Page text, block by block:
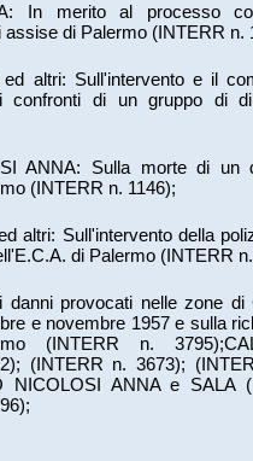
In merito al processo
di Palermo (INTERR n.
altri: Sull'intervento e il
confronti di un gruppo di
ANNA: Sulla morte di un
(INTERR n. 1146);
altri: Sull'intervento della
di Palermo (INTERR
danni provocati nelle zone di
e novembre 1957 e sulla
(INTERR n. 3795);
); (INTERR n. 3673);
NICOLOSI ANNA e SALA
);